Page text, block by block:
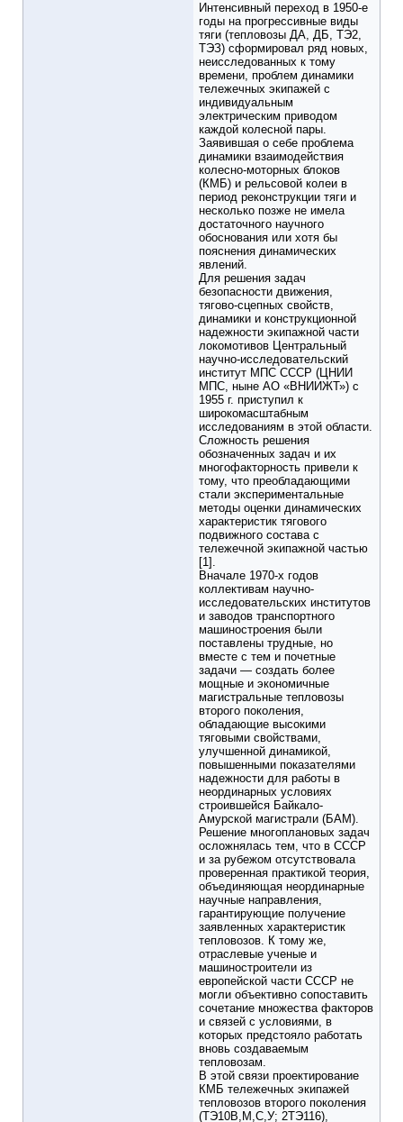
Интенсивный переход в 1950-е
годы на прогрессивные виды
тяги (тепловозы ДА, ДБ, ТЭ2,
ТЭЗ) сформировал ряд новых,
неисследованных к тому
времени, проблем динамики
тележечных экипажей с
индивидуальным
электрическим приводом
каждой колесной пары.
Заявившая о себе проблема
динамики взаимодействия
колесно-моторных блоков
(КМБ) и рельсовой колеи в
период реконструкции тяги и
несколько позже не имела
достаточного научного
обоснования или хотя бы
пояснения динамических
явлений.
Для решения задач
безопасности движения,
тягово-сцепных свойств,
динамики и конструкционной
надежности экипажной части
локомотивов Центральный
научно-исследовательский
институт МПС СССР (ЦНИИ
МПС, ныне АО «ВНИИЖТ») с
1955 г. приступил к
широкомасштабным
исследованиям в этой области.
Сложность решения
обозначенных задач и их
многофакторность привели к
тому, что преобладающими
стали экспериментальные
методы оценки динамических
характеристик тягового
подвижного состава с
тележечной экипажной частью
[1].
Вначале 1970-х годов
коллективам научно-
исследовательских институтов
и заводов транспортного
машиностроения были
поставлены трудные, но
вместе с тем и почетные
задачи — создать более
мощные и экономичные
магистральные тепловозы
второго поколения,
обладающие высокими
тяговыми свойствами,
улучшенной динамикой,
повышенными показателями
надежности для работы в
неординарных условиях
строившейся Байкало-
Амурской магистрали (БАМ).
Решение многоплановых задач
осложнялась тем, что в СССР
и за рубежом отсутствовала
проверенная практикой теория,
объединяющая неординарные
научные направления,
гарантирующие получение
заявленных характеристик
тепловозов. К тому же,
отраслевые ученые и
машиностроители из
европейской части СССР не
могли объективно сопоставить
сочетание множества факторов
и связей с условиями, в
которых предстояло работать
вновь создаваемым
тепловозам.
В этой связи проектирование
КМБ тележечных экипажей
тепловозов второго поколения
(ТЭ10В,М,С,У; 2ТЭ116),